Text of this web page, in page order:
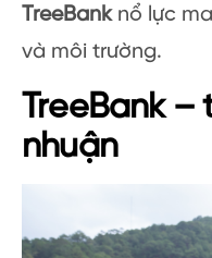
TreeBanknổ lực
và môi trường.
TreeBank –
nhuận